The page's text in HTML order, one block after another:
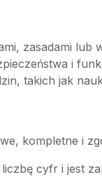
zasadami lub
i
takich jak
kompletne i
cyfr i jest